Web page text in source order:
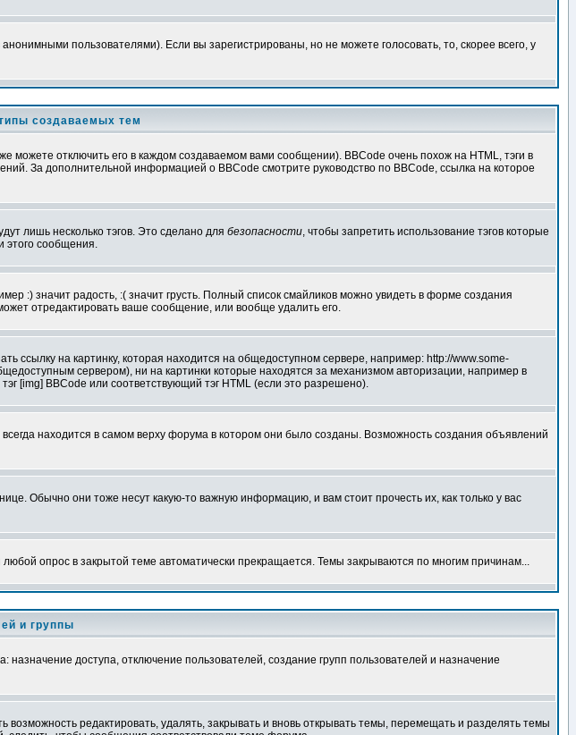
пользователями). Если вы зарегистрированы, но не можете голосовать, то, скорее всего, у
создаваемых тем
отключить его в каждом создаваемом вами сообщении). BBCode очень похож на HTML, тэги в
За дополнительной информацией о BBCode смотрите руководство по BBCode, ссылка на которое
лишь несколько тэгов. Это сделано для безопасности, чтобы запретить использование тэгов которые
этого сообщения.
:) значит радость, :( значит грусть. Полный список смайликов можно увидеть в форме создания
отредактировать ваше сообщение, или вообще удалить его.
ссылку на картинку, которая находится на общедоступном сервере, например: http://www.some-
сервером), ни на картинки которые находятся за механизмом авторизации, например в
[img] BBCode или соответствующий тэг HTML (если это разрешено).
находится в самом верху форума в котором они было созданы. Возможность создания объявлений
Обычно они тоже несут какую-то важную информацию, и вам стоит прочесть их, как только у вас
опрос в закрытой теме автоматически прекращается. Темы закрываются по многим причинам...
и группы
доступа, отключение пользователей, создание групп пользователей и назначение
редактировать, удалять, закрывать и вновь открывать темы, перемещать и разделять темы